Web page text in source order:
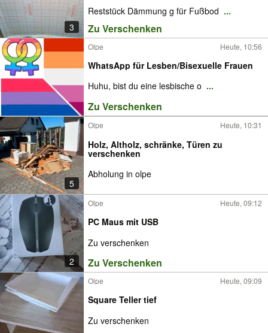
3
Reststück Dämmung g für Fußbod ...
Zu Verschenken
Olpe Heute, 10:56
WhatsApp für Lesben/Bisexuelle Frauen
Huhu, bist du eine lesbische o ...
Zu Verschenken
5
Olpe Heute, 10:31
Holz, Altholz, schränke, Türen zu
verschenken
Abholung in olpe
2
Olpe Heute, 09:12
PC Maus mit USB
Zu verschenken
Zu Verschenken
Olpe Heute, 09:09
Square Teller tief
Zu verschenken